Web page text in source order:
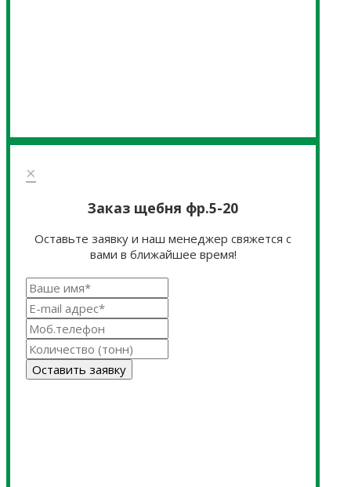
×
Заказ щебня фр.5-20
Оставьте заявку и наш менеджер свяжется с
вами в ближайшее время!
Оставить заявку